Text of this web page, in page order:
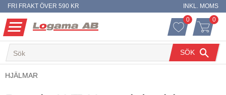
Meny
FRI FRAKT ÖVER 590 KR INKL. MOMS
FAVORITER
ANTAL
0 0
SÖK
HJÄLMAR